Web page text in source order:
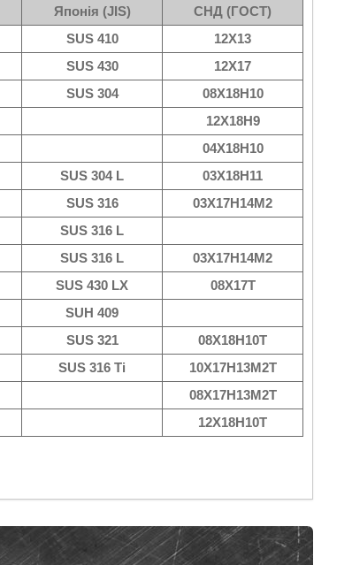
Японія (JIS)
СНД (ГОСТ)
SUS 410
12Х13
SUS 430
12Х17
SUS 304
08Х18Н10
12Х18Н9
04Х18Н10
SUS 304 L
03Х18Н11
SUS 316
03Х17Н14М2
SUS 316 L
SUS 316 L
03Х17Н14М2
SUS 430 LX
08Х17Т
SUH 409
SUS 321
08Х18Н10Т
SUS 316 Ti
10Х17Н13М2Т
08Х17Н13М2Т
12Х18Н10Т